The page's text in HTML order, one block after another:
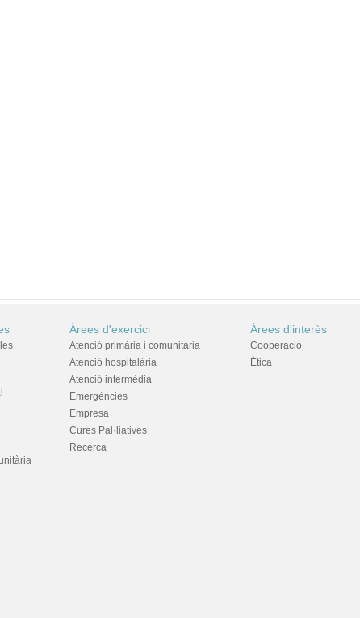
Àrees d'exercici
Atenció primària i comunitària
Atenció hospitalària
Atenció intermèdia
Emergències
Empresa
Cures Pal·liatives
Recerca
Àrees d'interès
Cooperació
Ètica